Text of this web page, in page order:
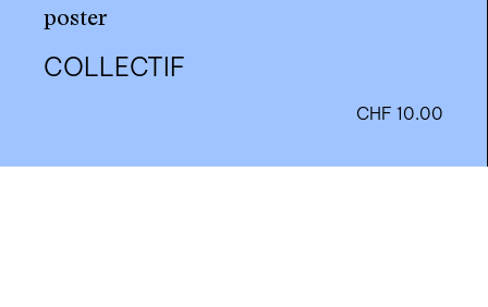
nous contacter
poster
COLLECTIF
CHF 10.00